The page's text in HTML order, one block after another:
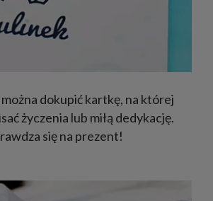
można dokupić kartkę, na której
życzenia lub miłą dedykację.
się na prezent!